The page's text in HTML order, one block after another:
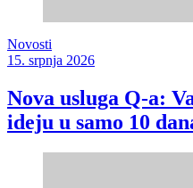
Novosti
15. srpnja 2026
Nova usluga Q-a:
ideju u samo 10